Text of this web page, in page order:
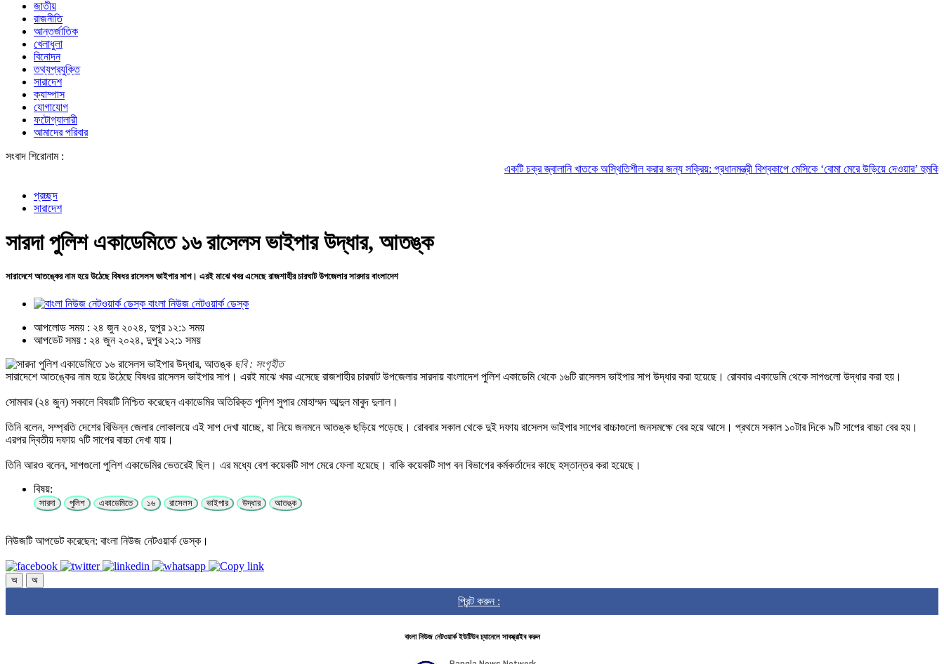
জাতীয়
রাজনীতি
আন্তর্জাতিক
খেলাধুলা
বিনোদন
তথ্যপ্রযুক্তি
সারাদেশ
ক্যাম্পাস
যোগাযোগ
ফটোগ্যালারী
আমাদের পরিবার
সংবাদ শিরোনাম :
একটি চক্র জ্বালানি খাতকে অস্থিতিশীল করার জন্য সক্রিয়: প্রধানমন্ত্রীবিশ্বকাপে মেসিকে ‘বোমা মেরে উড়িয়ে দেওয়ার’ হুমকি, চাঞ্চল্যকর
প্রচ্ছদ
সারাদেশ
সারদা পুলিশ একাডেমিতে ১৬ রাসেলস ভাইপার উদ্ধার, আতঙ্ক
সারাদেশে আতঙ্কের নাম হয়ে উঠেছে বিষধর রাসেলস ভাইপার সাপ। এরই মাঝে খবর এসেছে রাজশাহীর চারঘাট উপজেলার সারদায় বাংলাদেশ
বাংলা নিউজ নেটওয়ার্ক ডেস্ক
আপলোড সময় : ২৪ জুন ২০২৪, দুপুর ১২:১ সময়
আপডেট সময় : ২৪ জুন ২০২৪, দুপুর ১২:১ সময়
ছবি : সংগৃহীত
সারাদেশে আতঙ্কের নাম হয়ে উঠেছে বিষধর রাসেলস ভাইপার সাপ। এরই মাঝে খবর এসেছে রাজশাহীর চারঘাট উপজেলার সারদায় বাংলাদেশ পুলিশ একাডেমি থেকে ১৬টি রাসেলস ভাইপার সাপ উদ্ধার করা হয়েছে। রোববার একাডেমি থেকে সাপগুলো উদ্ধার করা হয়।
সোমবার (২৪ জুন) সকালে বিষয়টি নিশ্চিত করেছেন একাডেমির অতিরিক্ত পুলিশ সুপার মোহাম্মদ আব্দুল মাবুদ দুলাল।
তিনি বলেন, সম্প্রতি দেশের বিভিন্ন জেলার লোকালয়ে এই সাপ দেখা যাচ্ছে, যা নিয়ে জনমনে আতঙ্ক ছড়িয়ে পড়েছে। রোববার সকাল থেকে দুই দফায় রাসেলস ভাইপার সাপের বাচ্চাগুলো জনসমক্ষে বের হয়ে আসে। প্রথমে সকাল ১০টার দিকে ৯টি সাপের বাচ্চা বের হয়।
এরপর দ্বিতীয় দফায় ৭টি সাপের বাচ্চা দেখা যায়।
তিনি আরও বলেন, সাপগুলো পুলিশ একাডেমির ভেতরেই ছিল। এর মধ্যে বেশ কয়েকটি সাপ মেরে ফেলা হয়েছে। বাকি কয়েকটি সাপ বন বিভাগের কর্মকর্তাদের কাছে হস্তান্তর করা হয়েছে।
বিষয়:
সারদা পুলিশ একাডেমিতে ১৬ রাসেলস ভাইপার উদ্ধার আতঙ্ক
নিউজটি আপডেট করেছেন: বাংলা নিউজ নেটওয়ার্ক ডেস্ক।
অ অ
প্রিন্ট করুন :
বাংলা নিউজ নেটওয়ার্ক ইউটিউব চ্যানেলে সাবস্ক্রাইব করুন